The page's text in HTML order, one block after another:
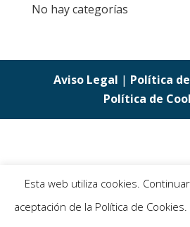
No hay categorías
Aviso Legal | Política
Política de
Esta web utiliza cookies.
aceptación de la Política de Cookies.